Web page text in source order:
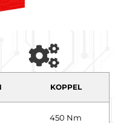
KOPPEL
450 Nm